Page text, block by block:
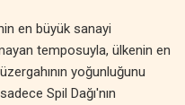
en büyük sanayi
temposuyla, ülkenin en
yoğunluğunu
Spil Dağı'nın